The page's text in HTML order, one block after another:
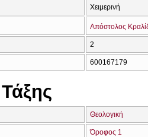
Χειμερινή
Απόστολος
2
600167179
Θεολογική
Όροφος 1